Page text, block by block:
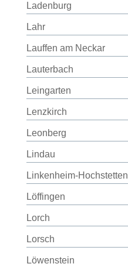
Ladenburg
Lahr
Lauffen am Neckar
Lauterbach
Leingarten
Lenzkirch
Leonberg
Lindau
Linkenheim-Hochstetten
Löffingen
Lorch
Lorsch
Löwenstein